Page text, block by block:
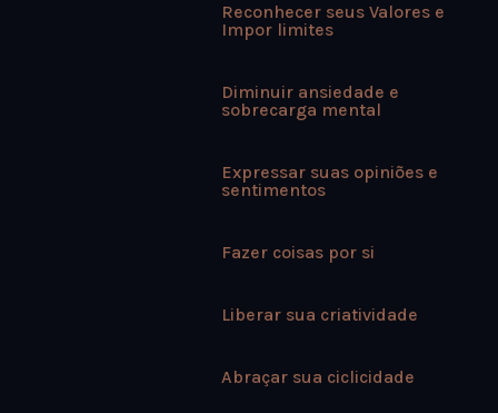
Reconhecer seus Valores e
Impor limites
Diminuir ansiedade e
sobrecarga mental⁣
Expressar suas opiniões e
sentimentos
Fazer coisas por si
Liberar sua criatividade⁣
Abraçar sua ciclicidade